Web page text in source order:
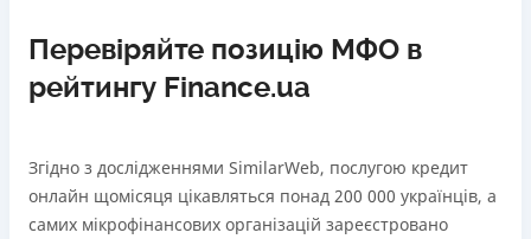
Перевіряйте позицію МФО в
рейтингу Finance.ua
Згідно з дослідженнями SimilarWeb, послугою кредит
онлайн щомісяця цікавляться понад 200 000 українців, а
самих мікрофінансових організацій зареєстровано